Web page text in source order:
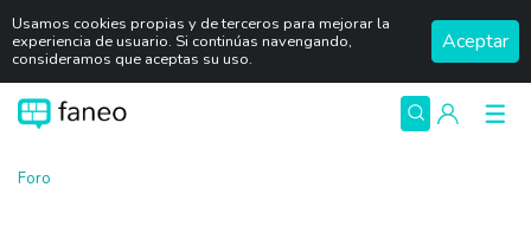
Usamos cookies propias y de terceros para mejorar la
experiencia de usuario. Si continúas navengando,
consideramos que aceptas su uso.
Aceptar
Foro